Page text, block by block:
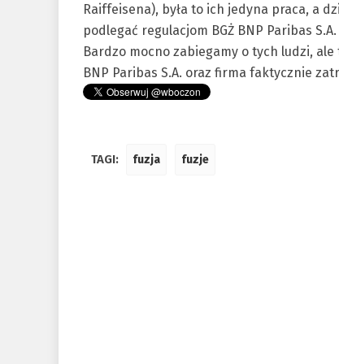
Raiffeisena), była to ich jedyna praca, a
podlegać regulacjom BGŻ BNP Paribas
Bardzo mocno zabiegamy o tych ludzi,
BNP Paribas S.A. oraz firma faktycznie
TAGI: fuzja fuzje